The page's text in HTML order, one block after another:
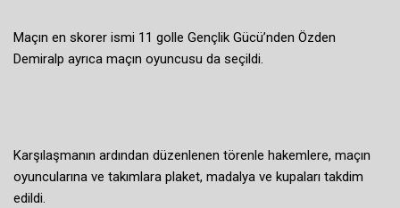
Maçın en skorer ismi 11 golle Gençlik Gücü’nden Özden
Demiralp ayrıca maçın oyuncusu da seçildi.
Karşılaşmanın ardından düzenlenen törenle hakemlere, maçın
oyuncularına ve takımlara plaket, madalya ve kupaları takdim
edildi.